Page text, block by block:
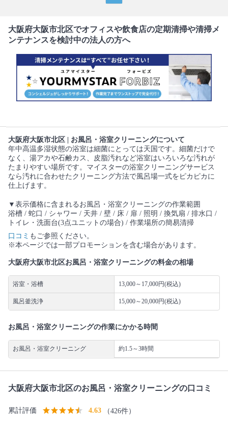
大阪府大阪市北区でオフィスや飲食店の定期清掃や清掃メ
ンテナンスを検討中の法人の方へ
大阪府大阪市北区 | お風呂・浴室クリーニングについて
年中高温多湿状態の浴室は細菌にとっては天国です。細菌だけで
なく、湯アカや石鹸カス、皮脂汚れなど浴室はいろいろな汚れが
たまりやすい場所です。マイスターの浴室クリーニングサービス
なら汚れに合わせたクリーニング方法で風呂場一式をピカピカに
仕上げます。
▼表示価格に含まれるお風呂・浴室クリーニングの作業範囲
浴槽 / 蛇口 / シャワー / 天井 / 壁 / 床 / 扉 / 照明 / 換気扇 / 排水口 /
トイレ・洗面台(3点ユニットの場合) / 作業場所の簡易清掃
口コミ もご参照ください。
※本ページでは一部プロモーションを含む場合があります。
大阪府大阪市北区お風呂・浴室クリーニングの料金の相場
浴室・浴槽 13,000～17,000円(税込)
風呂釜洗浄 15,000～20,000円(税込)
お風呂・浴室クリーニングの作業にかかる時間
お風呂・浴室クリーニング 約1.5～3時間
大阪府大阪市北区のお風呂・浴室クリーニングの口コミ
累計評価 4.63 （426件）